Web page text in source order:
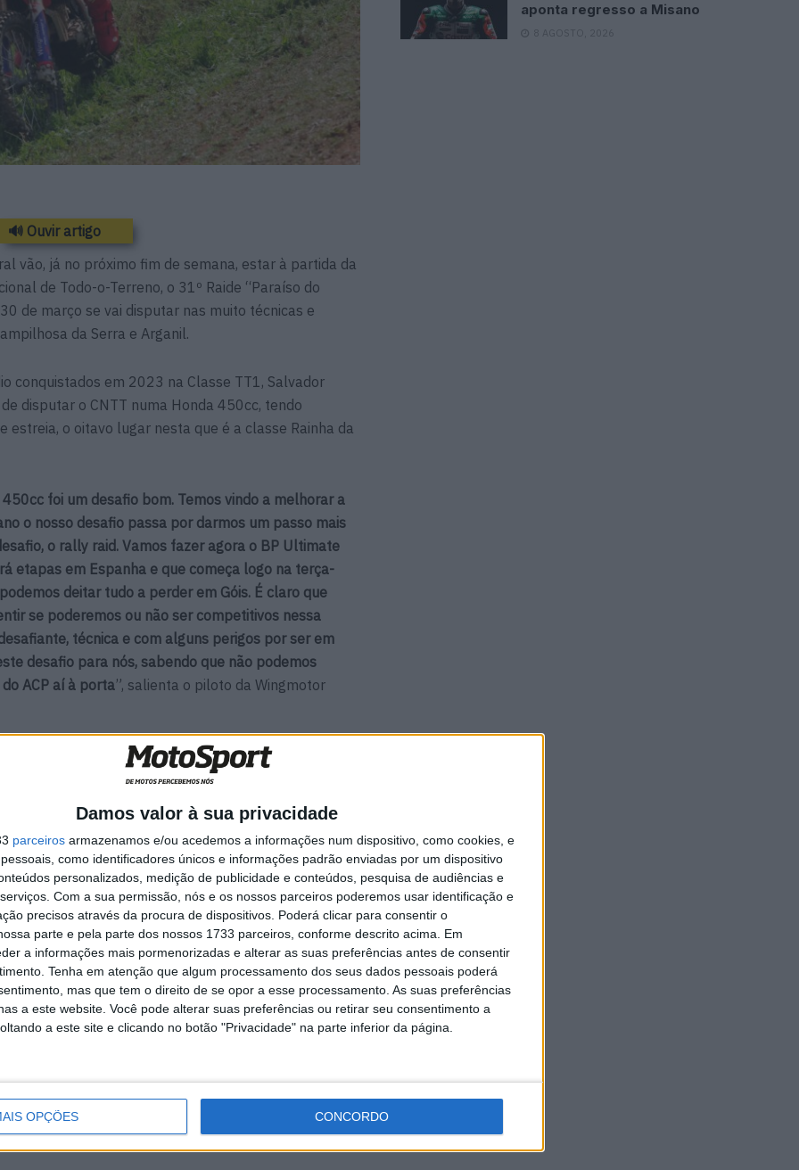
Damos valor à sua privacidade
parceiros armazenamos e/ou acedemos a informações num dispositivo, como cookies, e
como identificadores únicos e informações padrão enviadas por um dispositivo
personalizados, medição de publicidade e conteúdos, pesquisa de audiências e
Com a sua permissão, nós e os nossos parceiros poderemos usar identificação e
precisos através da procura de dispositivos. Poderá clicar para consentir o
parte e pela parte dos nossos 1733 parceiros, conforme descrito acima. Em
a informações mais pormenorizadas e alterar as suas preferências antes de consentir
Tenha em atenção que algum processamento dos seus dados pessoais poderá
mas que tem o direito de se opor a esse processamento. As suas preferências
a este website. Você pode alterar suas preferências ou retirar seu consentimento a
a este site e clicando no botão "Privacidade" na parte inferior da página.
OPÇÕES CONCORDO
🔊 Ouvir artigo
vão, já no próximo fim de semana, estar à partida da
de Todo-o-Terreno, o 31º Raide “Paraíso do
de março se vai disputar nas muito técnicas e
da Serra e Arganil.
conquistados em 2023 na Classe TT1, Salvador
disputar o CNTT numa Honda 450cc, tendo
estreia, o oitavo lugar nesta que é a classe Rainha da
foi um desafio bom. Temos vindo a melhorar a
o nosso desafio passa por darmos um passo mais
o rally raid. Vamos fazer agora o BP Ultimate
etapas em Espanha e que começa logo na terça-
deitar tudo a perder em Góis. É claro que
se poderemos ou não ser competitivos nessa
técnica e com alguns perigos por ser em
desafio para nós, sabendo que não podemos
ACP aí à porta”, salienta o piloto da Wingmotor
da
MotoGP: Jack Miller prepara
adeus após 16 temporadas
nos Grandes Prémios
8 AGOSTO, 2026
é uma competição organizada pelo Góis Moto
terão pela frente um prólogo com 2,5 km
de 250 km cronometrados. A prova termina no
de SS2.
aponta regresso a Misano
8 AGOSTO, 2026